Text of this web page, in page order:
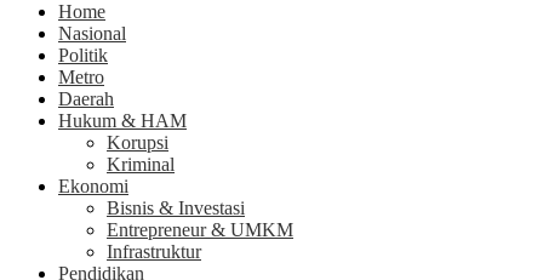
Home
Nasional
Politik
Metro
Daerah
Hukum & HAM
Korupsi
Kriminal
Ekonomi
Bisnis & Investasi
Entrepreneur & UMKM
Infrastruktur
Pendidikan